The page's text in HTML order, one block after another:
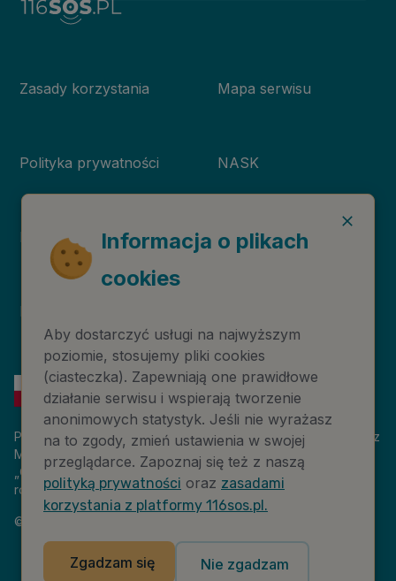
Zasady korzystania
Polityka prywatności
Deklaracja dostępności
Prawa autorskie
Mapa serwisu
NASK
Niebieska Linia
Platforma 116sos.pl jest finansowana z budżetu państwa, przez
Ministerstwo Cyfryzacji. Nazwa zadania publicznego:
„Człowiek w kryzysie – platforma wiedzy i komunikacji –
rozwój wsparcia”. Wartość projektu: 18 884 808,00 zł.
©
Informacja o plikach
cookies
Aby dostarczyć usługi na najwyższym
poziomie, stosujemy pliki cookies
(ciasteczka). Zapewniają one prawidłowe
działanie serwisu i wspierają tworzenie
anonimowych statystyk. Jeśli nie wyrażasz
na to zgody, zmień ustawienia w swojej
przeglądarce. Zapoznaj się też z naszą
polityką prywatności oraz zasadami
korzystania z platformy 116sos.pl.
Zgadzam się Nie zgadzam